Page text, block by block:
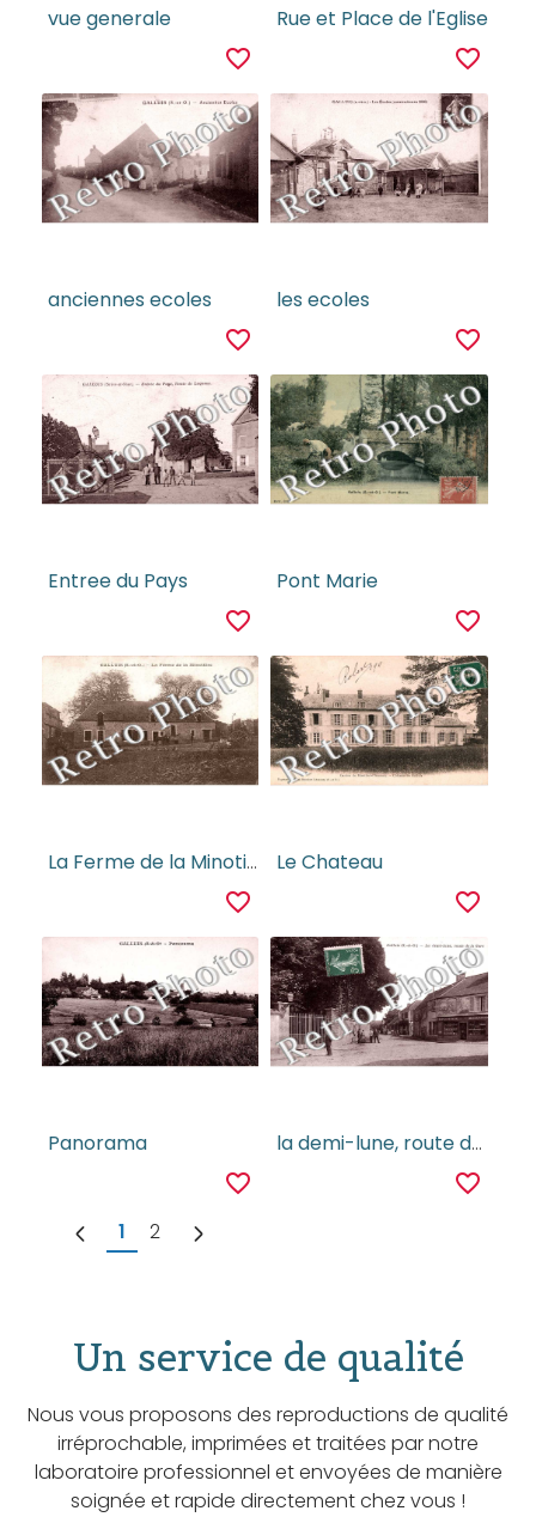
vue generale
favorite_border
Rue et Place de l'Eglise
favorite_border
anciennes ecoles
favorite_border
les ecoles
favorite_border
Entree du Pays
favorite_border
Pont Marie
favorite_border
La Ferme de la Minotiere
favorite_border
Le Chateau
favorite_border
Panorama
favorite_border
la demi-lune, route de la gare
favorite_border
1 2
Un service de qualité
Nous vous proposons des reproductions de qualité
irréprochable, imprimées et traitées par notre
laboratoire professionnel et envoyées de manière
soignée et rapide directement chez vous !